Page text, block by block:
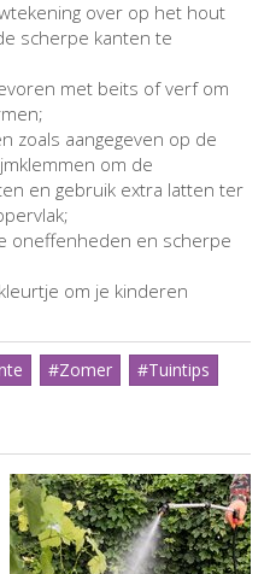
over op het hout
scherpe kanten te
met beits of verf om
zoals aangegeven op de
om de
en gebruik extra latten ter
oneffenheden en scherpe
om je kinderen
#Zomer
#Tuintips